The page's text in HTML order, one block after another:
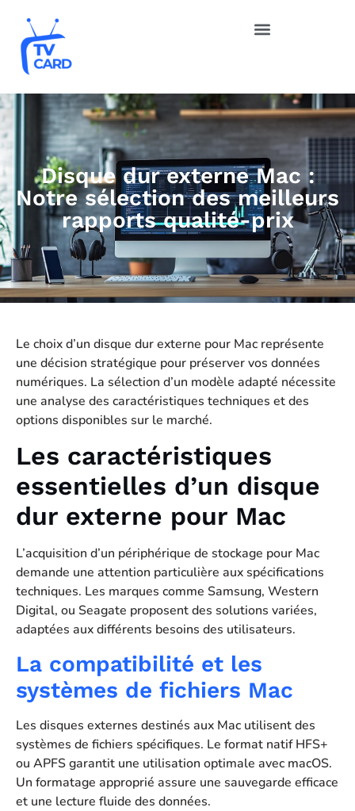
Disque dur externe Mac :
Notre sélection des meilleurs
rapports qualité-prix
Le choix d’un disque dur externe pour Mac représente
une décision stratégique pour préserver vos données
numériques. La sélection d’un modèle adapté nécessite
une analyse des caractéristiques techniques et des
options disponibles sur le marché.
Les caractéristiques
essentielles d’un disque
dur externe pour Mac
L’acquisition d’un périphérique de stockage pour Mac
demande une attention particulière aux spécifications
techniques. Les marques comme Samsung, Western
Digital, ou Seagate proposent des solutions variées,
adaptées aux différents besoins des utilisateurs.
La compatibilité et les
systèmes de fichiers Mac
Les disques externes destinés aux Mac utilisent des
systèmes de fichiers spécifiques. Le format natif HFS+
ou APFS garantit une utilisation optimale avec macOS.
Un formatage approprié assure une sauvegarde efficace
et une lecture fluide des données.